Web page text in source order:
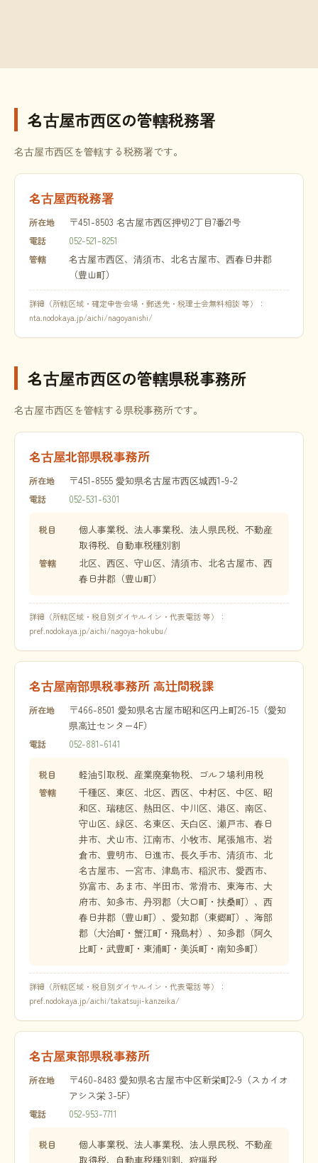
名古屋市西区の管轄税務署
名古屋市西区を管轄する税務署です。
名古屋西税務署
所在地 〒451-8503 名古屋市西区押切2丁目7番21号
電話 052-521-8251
管轄
名古屋市西区、清須市、北名古屋市、西春日井郡
（豊山町）
詳細（所轄区域・確定申告会場・郵送先・税理士会無料相談 等）：
nta.nodokaya.jp/aichi/nagoyanishi/
名古屋市西区の管轄県税事務所
名古屋市西区を管轄する県税事務所です。
名古屋北部県税事務所
所在地 〒451-8555 愛知県名古屋市西区城西1-9-2
電話 052-531-6301
税目
個人事業税、法人事業税、法人県民税、不動産
取得税、自動車税種別割
管轄
北区、西区、守山区、清須市、北名古屋市、西
春日井郡（豊山町）
詳細（所轄区域・税目別ダイヤルイン・代表電話 等）：
pref.nodokaya.jp/aichi/nagoya-hokubu/
名古屋南部県税事務所 高辻間税課
所在地
〒466-8501 愛知県名古屋市昭和区円上町26-15（愛知
県高辻センター4F）
電話 052-881-6141
税目 軽油引取税、産業廃棄物税、ゴルフ場利用税
管轄
千種区、東区、北区、西区、中村区、中区、昭
和区、瑞穂区、熱田区、中川区、港区、南区、
守山区、緑区、名東区、天白区、瀬戸市、春日
井市、犬山市、江南市、小牧市、尾張旭市、岩
倉市、豊明市、日進市、長久手市、清須市、北
名古屋市、一宮市、津島市、稲沢市、愛西市、
弥富市、あま市、半田市、常滑市、東海市、大
府市、知多市、丹羽郡（大口町・扶桑町）、西
春日井郡（豊山町）、愛知郡（東郷町）、海部
郡（大治町・蟹江町・飛島村）、知多郡（阿久
比町・武豊町・東浦町・美浜町・南知多町）
詳細（所轄区域・税目別ダイヤルイン・代表電話 等）：
pref.nodokaya.jp/aichi/takatsuji-kanzeika/
名古屋東部県税事務所
所在地
〒460-8483 愛知県名古屋市中区新栄町2-9（スカイオ
アシス栄 3-5F）
電話 052-953-7711
税目
個人事業税、法人事業税、法人県民税、不動産
取得税、自動車税種別割、狩猟税